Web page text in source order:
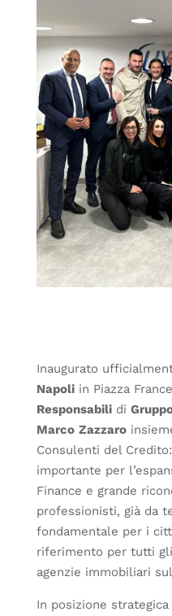
Inaugurato
Napoliin Piazza
Responsabilidi
Marco Zazzaro
Consulenti del
importante per
Finance e grande
professionisti, già da
fondamentale per i
riferimento per tutti
agenzie immobiliari
In posizione